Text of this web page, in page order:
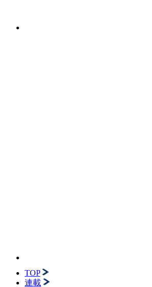
TOP
連載